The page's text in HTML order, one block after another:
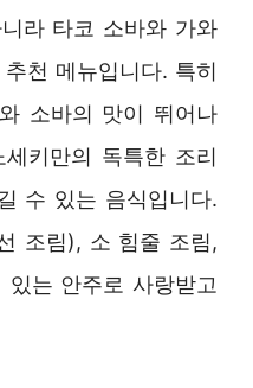
라 타코 소바와 가와
천 메뉴입니다. 특히
소바의 맛이 뛰어나
키만의 독특한 조리
수 있는 음식입니다.
조림), 소 힘줄 조림,
는 안주로 사랑받고